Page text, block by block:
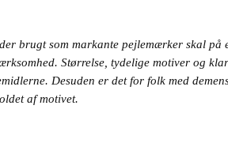
brugt som markante pejlemærker skal på
Størrelse, tydelige motiver og
Desuden er det for folk med
af motivet.